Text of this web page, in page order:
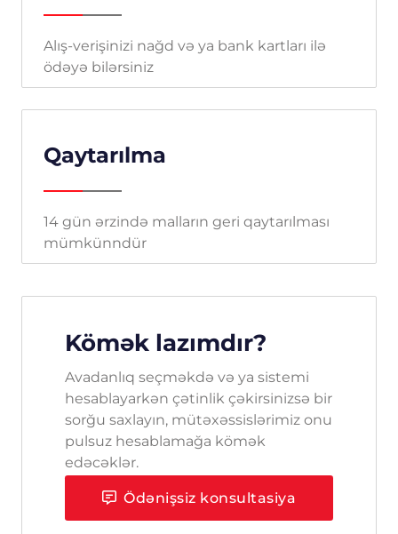
Alış-verişinizi nağd və ya bank kartları ilə
ödəyə bilərsiniz
Qaytarılma
14 gün ərzində malların geri qaytarılması
mümkünndür
Kömək lazımdır?
Avadanlıq seçməkdə və ya sistemi
hesablayarkən çətinlik çəkirsinizsə bir
sorğu saxlayın, mütəxəssislərimiz onu
pulsuz hesablamağa kömək
edəcəklər.
Ödənişsiz konsultasiya